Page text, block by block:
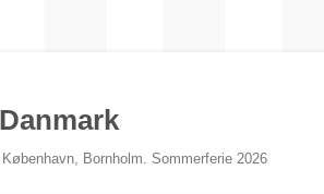
Bornholm. Sommerferie 2026